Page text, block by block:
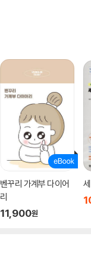
벤꾸리 가계부 다이어
리
11,900원